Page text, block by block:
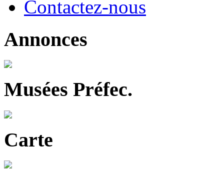
Contactez-nous
Annonces
Musées Préfec.
Carte